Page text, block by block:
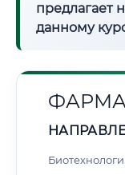
предлагает
данному